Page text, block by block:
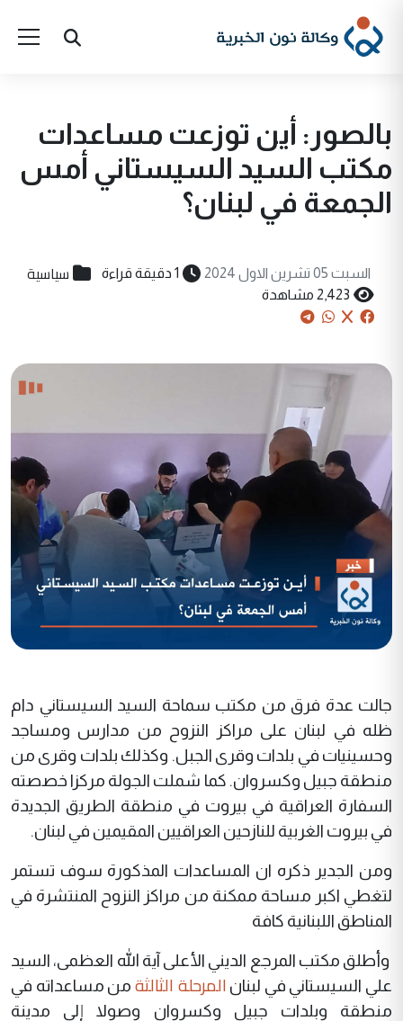
بالصور: أين توزعت مساعدات
مكتب السيد السيستاني أمس
الجمعة في لبنان؟
السبت 05 تشرين الاول 2024 1 دقيقة قراءة سياسية
2,423 مشاهدة
جالت عدة فرق من مكتب سماحة السيد السيستاني دام
ظله في لبنان على مراكز النزوح من مدارس ومساجد
وحسينيات في بلدات وقرى الجبل. وكذلك بلدات وقرى من
منطقة جبيل وكسروان. كما شملت الجولة مركزا خصصته
السفارة العراقية في بيروت في منطقة الطريق الجديدة
في بيروت الغربية للنازحين العراقيين المقيمين في لبنان.
ومن الجدير ذكره ان المساعدات المذكورة سوف تستمر
لتغطي اكبر مساحة ممكنة من مراكز النزوح المنتشرة في
المناطق اللبنانية كافة
وأطلق مكتب المرجع الديني الأعلى آية الله العظمى، السيد
علي السيستاني في لبنان المرحلة الثالثة من مساعداته في
منطقة وبلدات جبيل وكسروان وصولا إلى مدينة